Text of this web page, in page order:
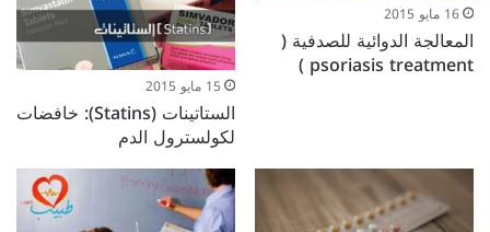
16 مايو 2015
المعالجة الدوائية للصدفية (
psoriasis treatment )
15 مايو 2015
الستاتينات (Statins): خافضات
لكولسترول الدم